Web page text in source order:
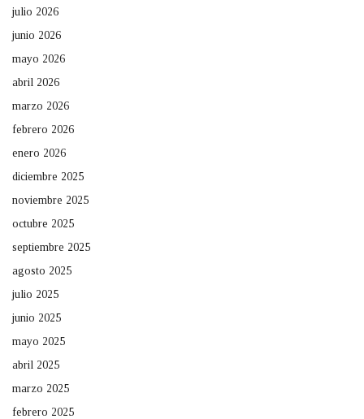
julio 2026
junio 2026
mayo 2026
abril 2026
marzo 2026
febrero 2026
enero 2026
diciembre 2025
noviembre 2025
octubre 2025
septiembre 2025
agosto 2025
julio 2025
junio 2025
mayo 2025
abril 2025
marzo 2025
febrero 2025